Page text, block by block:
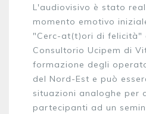
L'audiovisivo è stato
momento emotivo
"Cerc-at(t)ori di felicità"
Consultorio Ucipem di
formazione degli
del Nord-Est e può
situazioni analoghe per
partecipanti ad un